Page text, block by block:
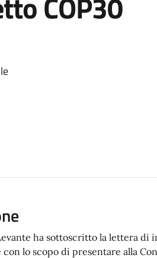
ha sottoscritto la lettera di
lo scopo di presentare alla